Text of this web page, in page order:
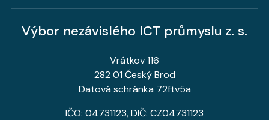
Výbor nezávislého ICT průmyslu z. s.
Vrátkov 116
282 01 Český Brod
Datová schránka 72ftv5a
IČO: 04731123, DIČ: CZ04731123